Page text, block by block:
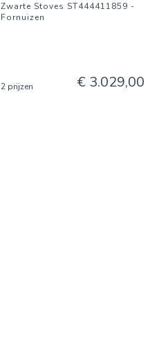
Zwarte Stoves ST444411859 -
Fornuizen
2 prijzen € 3.029,00